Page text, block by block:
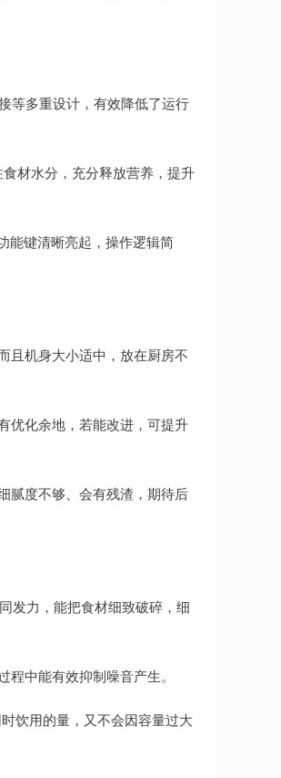
等多重设计，有效降低了运行
材水分，充分释放营养，提升
能键清晰亮起，操作逻辑简
且机身大小适中，放在厨房不
优化余地，若能改进，可提升
腻度不够、会有残渣，期待后
发力，能把食材细致破碎，细
中能有效抑制噪音产生。
饮用的量，又不会因容量过大